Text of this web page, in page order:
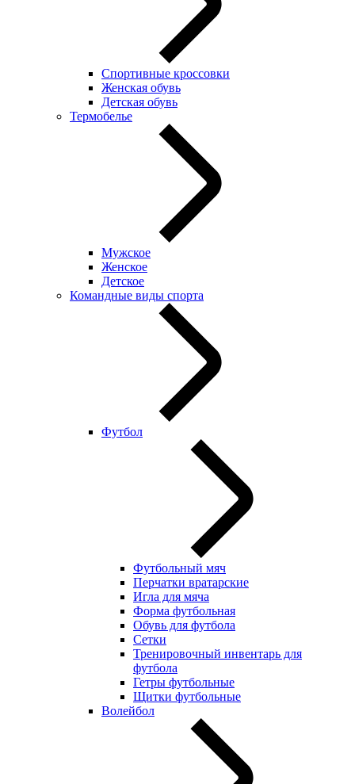
Спортивные кроссовки
Женская обувь
Детская обувь
Термобелье
Мужское
Женское
Детское
Командные виды спорта
Футбол
Футбольный мяч
Перчатки вратарские
Игла для мяча
Форма футбольная
Обувь для футбола
Сетки
Тренировочный инвентарь для
футбола
Гетры футбольные
Щитки футбольные
Волейбол